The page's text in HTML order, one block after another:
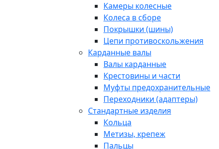
Камеры колесные
Колеса в сборе
Покрышки (шины)
Цепи противоскольжения
Карданные валы
Валы карданные
Крестовины и части
Муфты предохранительные
Переходники (адаптеры)
Стандартные изделия
Кольца
Метизы, крепеж
Пальцы